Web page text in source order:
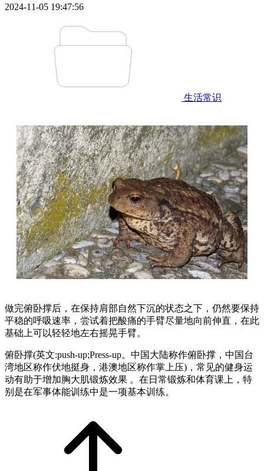
2024-11-05 19:47:56
生活常识
做完俯卧撑后，在保持肩部自然下沉的状态之下，仍然要保持
平稳的呼吸速率，尝试着把酸痛的手臂尽量地向前伸直，在此
基础上可以轻轻地左右摇晃手臂。
俯卧撑(英文:push-up;Press-up。中国大陆称作俯卧撑，中国台
湾地区称作伏地挺身，港澳地区称作掌上压)，常见的健身运
动有助于增加胸大肌锻炼效果 。在日常锻炼和体育课上，特
别是在军事体能训练中是一项基本训练。